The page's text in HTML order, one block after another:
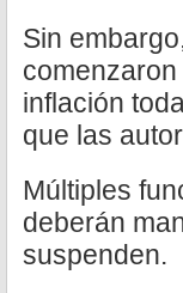
Sin
inflación
que las
Múltiples
deberán
suspenden.